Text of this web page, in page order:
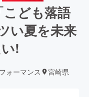
ども落語
い夏を未来
!
ォーマンス 宮崎県